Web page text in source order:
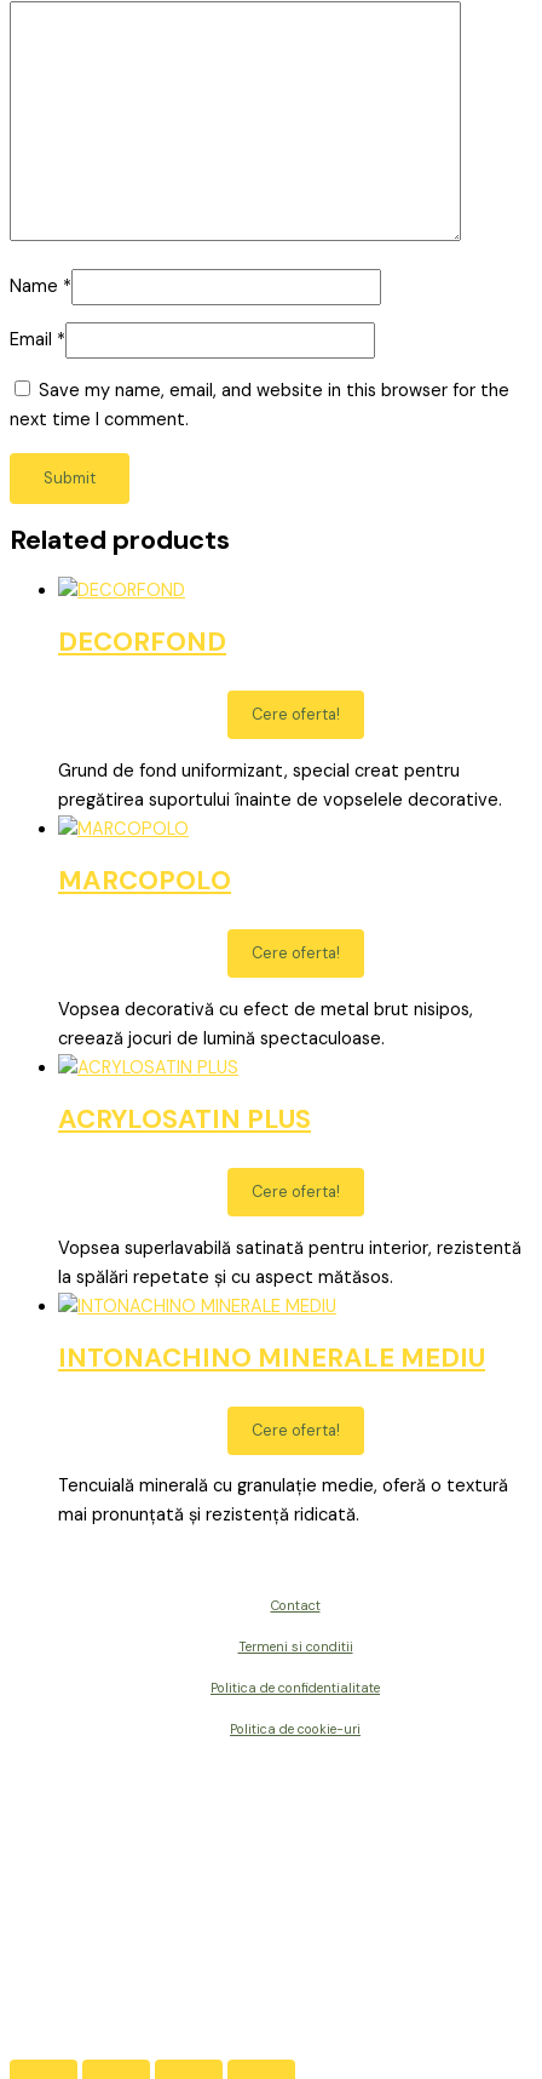
Name *
Email *
Save my name, email, and website in this browser for the
next time I comment.
Related products
DECORFOND
Cere oferta!
Grund de fond uniformizant, special creat pentru
pregătirea suportului înainte de vopselele decorative.
MARCOPOLO
Cere oferta!
Vopsea decorativă cu efect de metal brut nisipos,
creează jocuri de lumină spectaculoase.
ACRYLOSATIN PLUS
Cere oferta!
Vopsea superlavabilă satinată pentru interior, rezistentă
la spălări repetate și cu aspect mătăsos.
INTONACHINO MINERALE MEDIU
Cere oferta!
Tencuială minerală cu granulație medie, oferă o textură
mai pronunțată și rezistență ridicată.
Contact
Termeni si conditii
Politica de confidentialitate
Politica de cookie-uri